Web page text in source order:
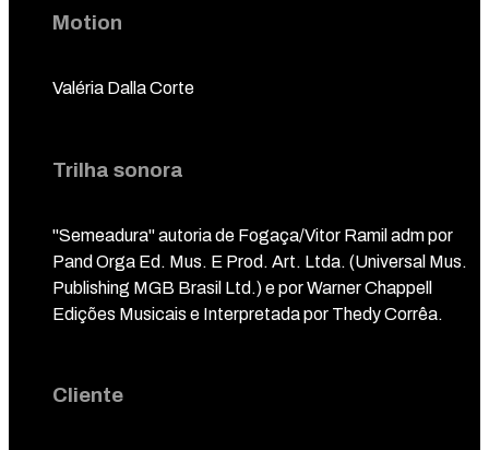
Motion
Valéria Dalla Corte
Trilha sonora
"Semeadura" autoria de Fogaça/Vitor Ramil adm por
Pand Orga Ed. Mus. E Prod. Art. Ltda. (Universal Mus.
Publishing MGB Brasil Ltd.) e por Warner Chappell
Edições Musicais e Interpretada por Thedy Corrêa.
Cliente